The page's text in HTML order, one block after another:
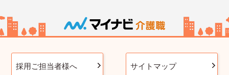
採用ご担当者様へ サイトマップ